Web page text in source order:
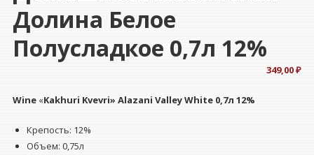
Долина Белое
Полусладкое 0,7л 12%
349,00₽
Wine«Kakhuri Kvevri» Alazani Valley White 0,7л 12%
Крепость: 12%
Объем: 0,75л